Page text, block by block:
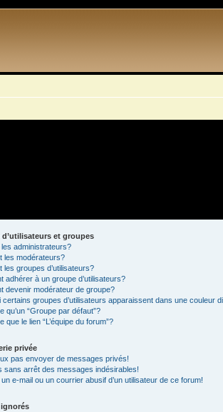
d’utilisateurs et groupes
administrateurs?
les modérateurs?
les groupes d’utilisateurs?
adhérer à un groupe d’utilisateurs?
devenir modérateur de groupe?
certains groupes d’utilisateurs apparaissent dans une couleur
qu’un “Groupe par défaut”?
que le lien “L’équipe du forum”?
privée
pas envoyer de messages privés!
sans arrêt des messages indésirables!
un e-mail ou un courrier abusif d’un utilisateur de ce forum!